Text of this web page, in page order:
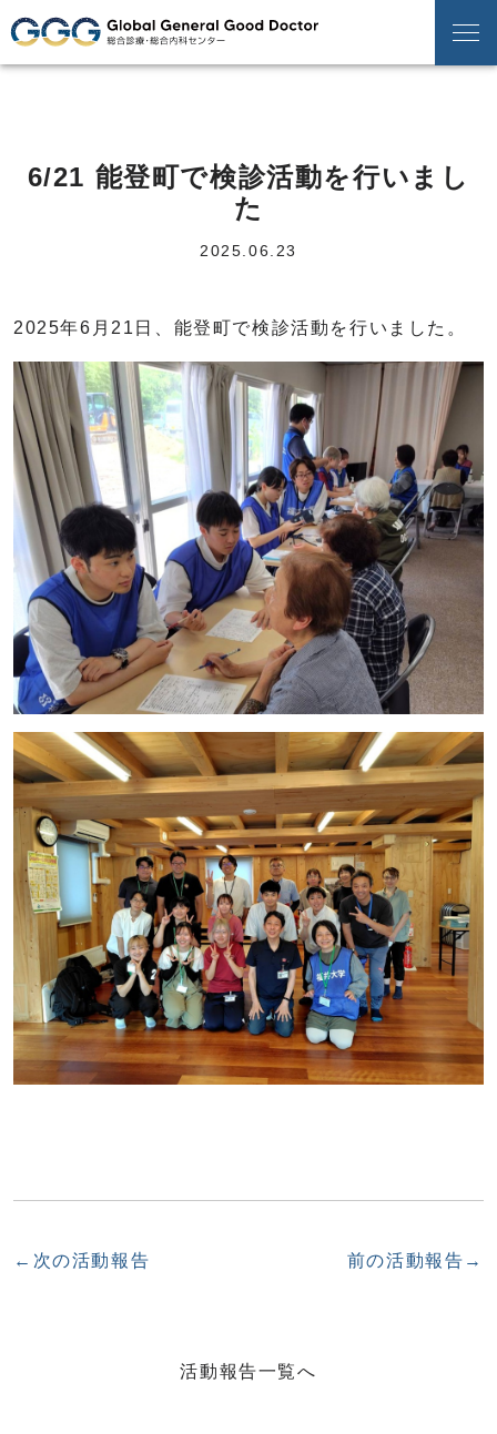
6/21 能登町で検診活動を行いまし
た
2025.06.23
2025年6月21日、能登町で検診活動を行いました。
←次の活動報告 前の活動報告→
活動報告一覧へ